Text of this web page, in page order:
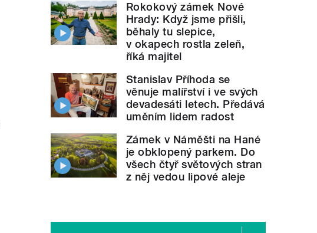
Rokokový zámek Nové
Hrady: Když jsme přišli,
běhaly tu slepice,
v okapech rostla zeleň,
říká majitel
Stanislav Příhoda se
věnuje malířství i ve svých
devadesáti letech. Předává
uměním lidem radost
Zámek v Náměšti na Hané
je obklopený parkem. Do
všech čtyř světových stran
z něj vedou lipové aleje